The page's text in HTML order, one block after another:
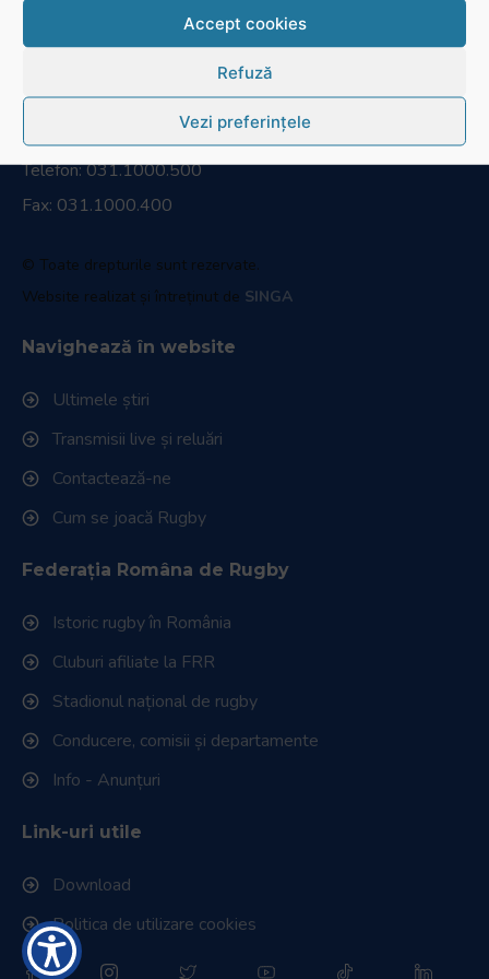
Accept cookies
Refuză
Vezi preferințele
este site-ul oficial al Federației Române
de Rugby.
Bd. Mărăști nr. 18-20, sector 1, București
Telefon:031.1000.500
Fax: 031.1000.400
© Toate drepturile sunt rezervate.
Website realizat și întreținut de SINGA
Navighează în website
Ultimele știri
Transmisii live și reluări
Contactează-ne
Cum se joacă Rugby
Federația Româna de Rugby
Istoric rugby în România
Cluburi afiliate la FRR
Stadionul național de rugby
Conducere, comisii și departamente
Info - Anunțuri
Link-uri utile
Download
Politica de utilizare cookies